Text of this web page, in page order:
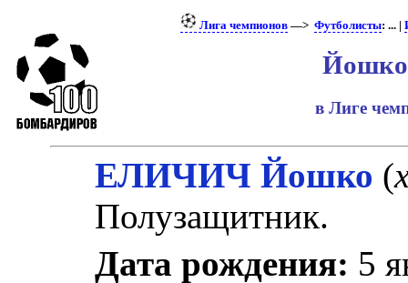
Лига чемпионов —>Футболисты: ... |
в Лиге
ЕЛИЧИЧ Йошко (
Полузащитник.
Дата рождения: 5